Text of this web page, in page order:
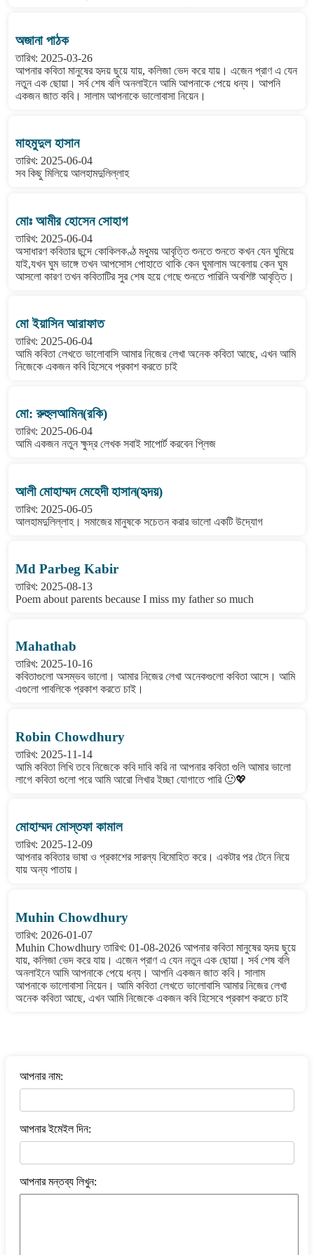
অজানা পাঠক
তারিখ: 2025-03-26
আপনার কবিতা মানুষের হৃদয় ছুয়ে যায়, কলিজা ভেদ করে যায়। এজেন প্রাণ এ যেন
নতুন এক ছোয়া। সর্ব শেষ বলি অনলাইনে আমি আপনাকে পেয়ে ধন্য। আপনি
একজন জাত কবি। সালাম আপনাকে ভালোবাসা নিয়েন।
মাহমুদুল হাসান
তারিখ: 2025-06-04
সব কিছু মিলিয়ে আলহামদুলিল্লাহ
মোঃ আমীর হোসেন সোহাগ
তারিখ: 2025-06-04
অসাধারণ কবিতার ছন্দে কোকিলকণ্ঠ মধুময় আবৃত্তি শুনতে শুনতে কখন যেন ঘুমিয়ে
যাই,যখন ঘুম ভাঙ্গে তখন আপসোস পোহাতে থাকি কেন ঘুমালাম অবেলায় কেন ঘুম
আসলো কারণ তখন কবিতাটির সুর শেষ হয়ে গেছে শুনতে পারিনি অবশিষ্ট আবৃত্তি।
মো ইয়াসিন আরাফাত
তারিখ: 2025-06-04
আমি কবিতা লেখতে ভালোবাসি আমার নিজের লেখা অনেক কবিতা আছে, এখন আমি
নিজেকে একজন কবি হিসেবে প্রকাশ করতে চাই
মো: রুহুলআমিন(রকি)
তারিখ: 2025-06-04
আমি একজন নতুন ক্ষুদ্র লেখক সবাই সাপোর্ট করবেন প্লিজ
আলী মোহাম্মদ মেহেদী হাসান(হৃদয়)
তারিখ: 2025-06-05
আলহামদুলিল্লাহ। সমাজের মানুষকে সচেতন করার ভালো একটি উদ্যোগ
Md Parbeg Kabir
তারিখ: 2025-08-13
Poem about parents because I miss my father so much
Mahathab
তারিখ: 2025-10-16
কবিতাগুলো অসম্ভব ভালো। আমার নিজের লেখা অনেকগুলো কবিতা আসে। আমি
এগুলো পাবলিকে প্রকাশ করতে চাই।
Robin Chowdhury
তারিখ: 2025-11-14
আমি কবিতা লিখি তবে নিজেকে কবি দাবি করি না আপনার কবিতা গুলি আমার ভালো
লাগে কবিতা গুলো পরে আমি আরো লিখার ইচ্ছা যোগাতে পারি 🙂💖
মোহাম্মদ মোস্তফা কামাল
তারিখ: 2025-12-09
আপনার কবিতার ভাষা ও প্রকাশের সারল্য বিমোহিত করে। একটার পর টেনে নিয়ে
যায় অন্য পাতায়।
Muhin Chowdhury
তারিখ: 2026-01-07
Muhin Chowdhury তারিখ: 01-08-2026 আপনার কবিতা মানুষের হৃদয় ছুয়ে
যায়, কলিজা ভেদ করে যায়। এজেন প্রাণ এ যেন নতুন এক ছোয়া। সর্ব শেষ বলি
অনলাইনে আমি আপনাকে পেয়ে ধন্য। আপনি একজন জাত কবি। সালাম
আপনাকে ভালোবাসা নিয়েন। আমি কবিতা লেখতে ভালোবাসি আমার নিজের লেখা
অনেক কবিতা আছে, এখন আমি নিজেকে একজন কবি হিসেবে প্রকাশ করতে চাই
আপনার নাম:
আপনার ইমেইল দিন:
আপনার মন্তব্য লিখুন: